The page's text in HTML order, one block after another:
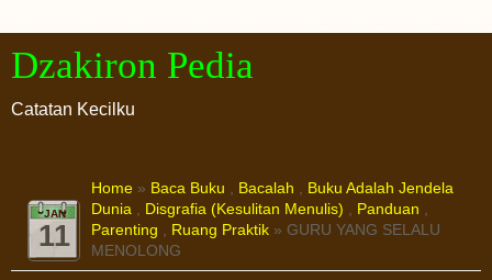
Dzakiron Pedia
Catatan Kecilku
JAN
11
Home » Baca Buku , Bacalah , Buku Adalah Jendela
Dunia , Disgrafia (Kesulitan Menulis) , Panduan ,
Parenting , Ruang Praktik » GURU YANG SELALU
MENOLONG